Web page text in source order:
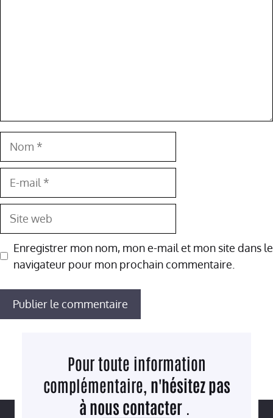
mail
Site
web
Enregistrer mon nom, mon e-mail et mon site dans le
navigateur pour mon prochain commentaire.
Pour toute information
complémentaire, n'hésitez pas
à nous contacter